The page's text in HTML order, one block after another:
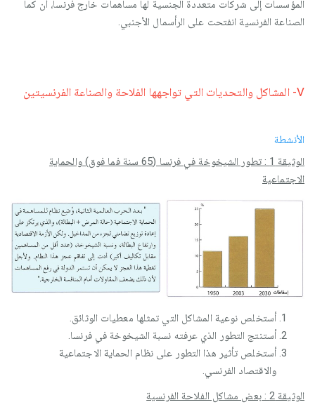
المؤسسات إلى شركات متعددة الجنسية لها مساهمات خارج فرنسا، أن كما
الصناعة الفرنسية انفتحت على الرأسمال الأجنبي.
V- المشاكل والتحديات التي تواجهها الفلاحة والصناعة الفرنسيتين
الأنشطة
الوثيقة 1 : تطور الشيخوخة في فرنسا (65 سنة فما فوق) والحماية
الاجتماعية
أستخلص نوعية المشاكل التي تمثلها معطيات الوثائق.
أستنتج التطور الذي عرفته نسبة الشيخوخة في فرنسا.
أستخلص تأثير هذا التطور على نظام الحماية الاجتماعية
والاقتصاد الفرنسي.
الوثيقة 2 : بعض مشاكل الفلاحة الفرنسية